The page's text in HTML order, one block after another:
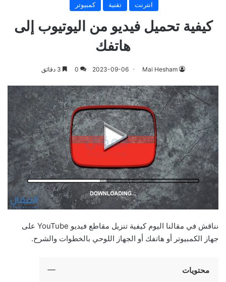
انترنت تقنية كمبيوتر
كيفية تحميل فيديو من اليوتيوب إلى
هاتفك
Mai Hesham
2023-09-06
0
نناقش في مقالنا اليوم كيفية تنزيل مقاطع فيديو YouTube على
جهاز الكمبيوتر أو هاتفك أو الجهاز اللوحي بالخطوات والشرح.
محتويات